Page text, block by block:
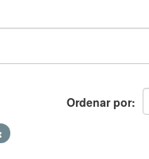
Ordenar por